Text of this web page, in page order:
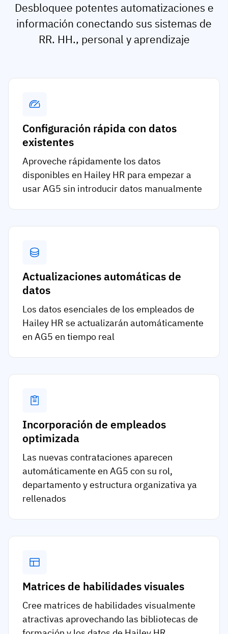
Desbloquee potentes automatizaciones e
información conectando sus sistemas de
RR. HH., personal y aprendizaje
Configuración rápida con datos
existentes
Aproveche rápidamente los datos
disponibles en Hailey HR para empezar a
usar AG5 sin introducir datos manualmente
Actualizaciones automáticas de
datos
Los datos esenciales de los empleados de
Hailey HR se actualizarán automáticamente
en AG5 en tiempo real
Incorporación de empleados
optimizada
Las nuevas contrataciones aparecen
automáticamente en AG5 con su rol,
departamento y estructura organizativa ya
rellenados
Matrices de habilidades visuales
Cree matrices de habilidades visualmente
atractivas aprovechando las bibliotecas de